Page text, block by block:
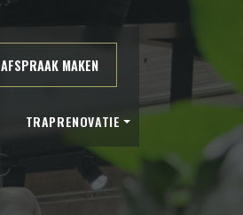
AFSPRAAK MAKEN
TRAPRENOVATIE